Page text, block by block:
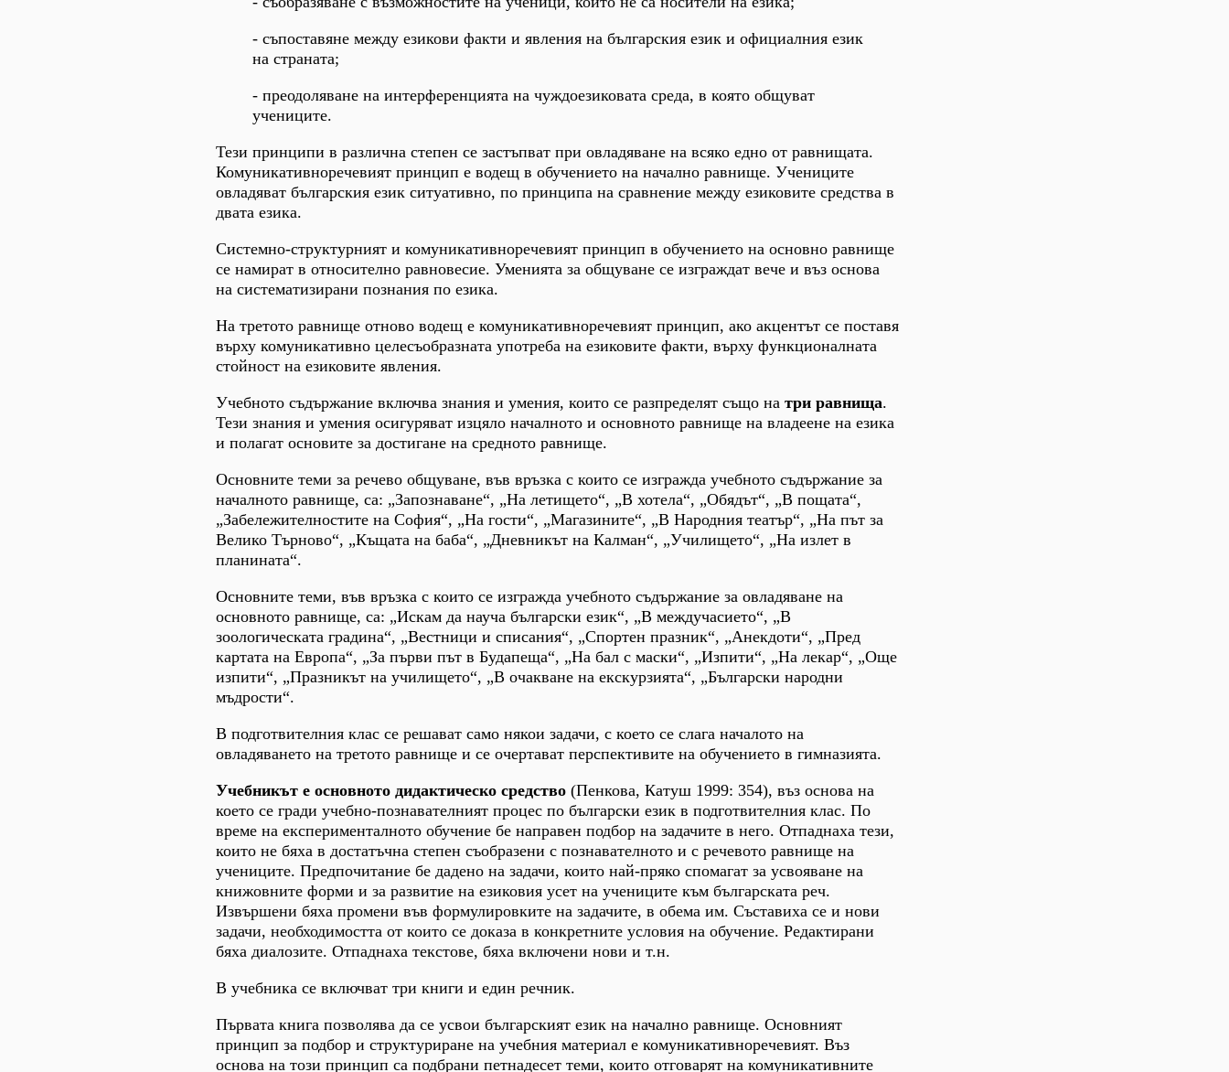
- съпоставяне между езикови факти и явления на българския език и официалния език
на страната;
- преодоляване на интерференцията на чуждоезиковата среда, в която общуват
учениците.
Тези принципи в различна степен се застъпват при овладяване на всяко едно от равнищата.
Комуникативноречевият принцип е водещ в обучението на начално равнище. Учениците
овладяват българския език ситуативно, по принципа на сравнение между езиковите средства в
двата езика.
Системно-структурният и комуникативноречевият принцип в обучението на основно равнище
се намират в относително равновесие. Уменията за общуване се изграждат вече и въз основа
на систематизирани познания по езика.
На третото равнище отново водещ е комуникативноречевият принцип, ако акцентът се поставя
върху комуникативно целесъобразната употреба на езиковите факти, върху функционалната
стойност на езиковите явления.
Учебното съдържание включва знания и умения, които се разпределят също на три равнища.
Тези знания и умения осигуряват изцяло началното и основното равнище на владеене на езика
и полагат основите за достигане на средното равнище.
Основните теми за речево общуване, във връзка с които се изгражда учебното съдържание за
началното равнище, са: „Запознаване“, „На летището“, „В хотела“, „Обядът“, „В пощата“,
„Забележителностите на София“, „На гости“, „Магазините“, „В Народния театър“, „На път за
Велико Търново“, „Къщата на баба“, „Дневникът на Калман“, „Училището“, „На излет в
планината“.
Основните теми, във връзка с които се изгражда учебното съдържание за овладяване на
основното равнище, са: „Искам да науча български език“, „В междучасието“, „В
зоологическата градина“, „Вестници и списания“, „Спортен празник“, „Анекдоти“, „Пред
картата на Европа“, „За първи път в Будапеща“, „На бал с маски“, „Изпити“, „На лекар“, „Още
изпити“, „Празникът на училището“, „В очакване на екскурзията“, „Български народни
мъдрости“.
В подготвителния клас се решават само някои задачи, с което се слага началото на
овладяването на третото равнище и се очертават перспективите на обучението в гимназията.
Учебникът е основното дидактическо средство (Пенкова, Катуш 1999: 354), въз основа на
което се гради учебно-познавателният процес по български език в подготвителния клас. По
време на експерименталното обучение бе направен подбор на задачите в него. Отпаднаха тези,
които не бяха в достатъчна степен съобразени с познавателното и с речевото равнище на
учениците. Предпочитание бе дадено на задачи, които най-пряко спомагат за усвояване на
книжовните форми и за развитие на езиковия усет на учениците към българската реч.
Извършени бяха промени във формулировките на задачите, в обема им. Съставиха се и нови
задачи, необходимостта от които се доказа в конкретните условия на обучение. Редактирани
бяха диалозите. Отпаднаха текстове, бяха включени нови и т.н.
В учебника се включват три книги и един речник.
Първата книга позволява да се усвои българският език на начално равнище. Основният
принцип за подбор и структуриране на учебния материал е комуникативноречевият. Въз
основа на този принцип са подбрани петнадесет теми, които отговарят на комуникативните